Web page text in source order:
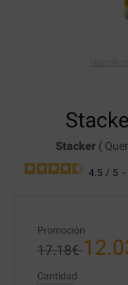
Stacker(
4.5 / 5 -
Promoción
17.18€
Cantidad